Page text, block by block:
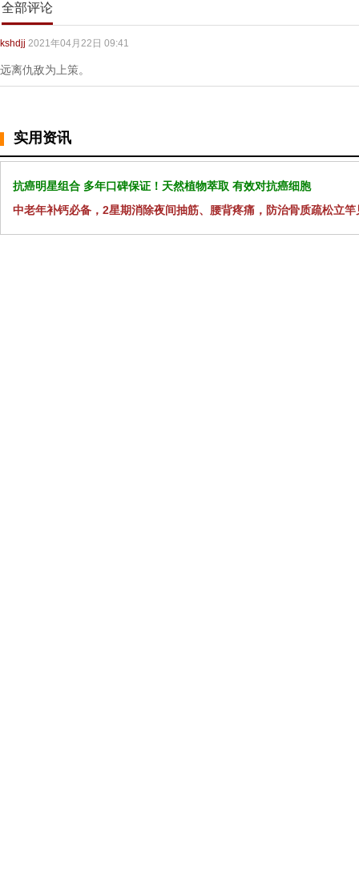
全部评论
kshdjj 2021年04月22日 09:41
远离仇敌为上策。
实用资讯
抗癌明星组合 多年口碑保证！天然植物萃取 有效对抗癌细胞
中老年补钙必备，2星期消除夜间抽筋、腰背疼痛，防治骨质疏松立竿